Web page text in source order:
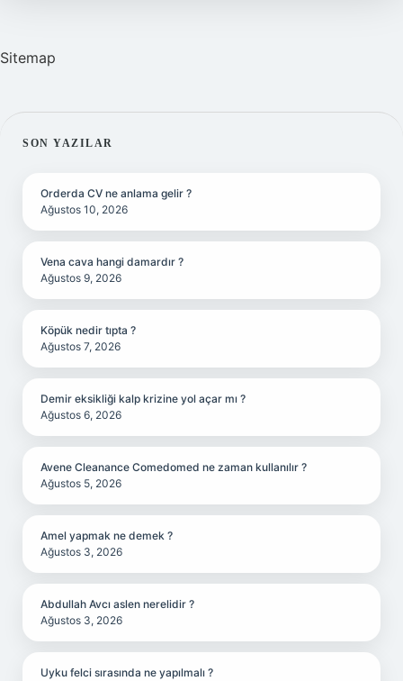
Sitemap
SIDEBAR
SON YAZILAR
Orderda CV ne anlama gelir ?
Ağustos 10, 2026
Vena cava hangi damardır ?
Ağustos 9, 2026
Köpük nedir tıpta ?
Ağustos 7, 2026
Demir eksikliği kalp krizine yol açar mı ?
Ağustos 6, 2026
Avene Cleanance Comedomed ne zaman kullanılır ?
Ağustos 5, 2026
Amel yapmak ne demek ?
Ağustos 3, 2026
Abdullah Avcı aslen nerelidir ?
Ağustos 3, 2026
Uyku felci sırasında ne yapılmalı ?